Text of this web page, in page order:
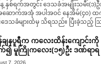
စ်ရက်အတွင်း ဒေသခံအမျိုးသမီး(၁)ဦး
အဆောက်အအုံ အပါအဝင် နေအိမ်(၄၀) ထ
င့်ဒေသခံများထံမှ သိရသည်။ ပြီးခဲ့သည့်
ျနပူရီက ကလေးထိန်းကျောင်းကို
မူကြိုကလေး(၁၅)ဦး ဒဏ်ရာရ
7, 2026